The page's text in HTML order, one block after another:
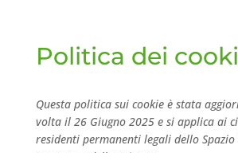
Politica dei
Questa politica sui cookie è stata
volta il 26 Giugno 2025 e si applica ai
residenti permanenti legali dello Spazio